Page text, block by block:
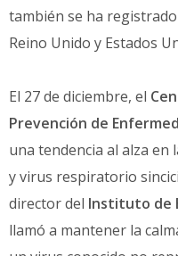
también se ha
Reino Unido y Estados
El 27 de diciembre, el
Prevención de
una tendencia al alza en
y virus respiratorio
director del Instituto de
llamó a mantener la